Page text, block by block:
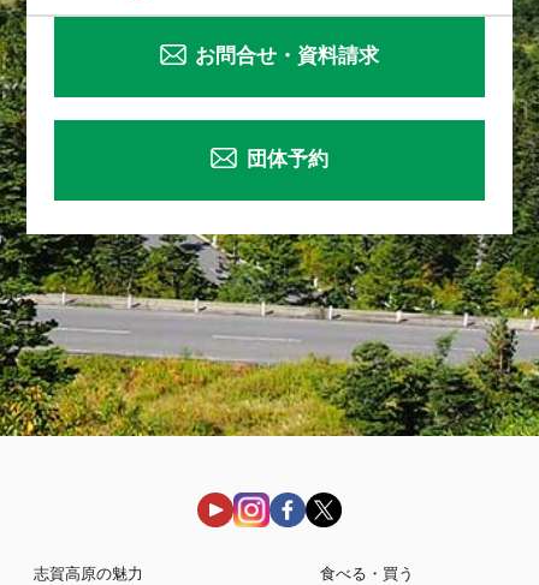
お問合せ・資料請求
団体予約
志賀高原の魅力 食べる・買う